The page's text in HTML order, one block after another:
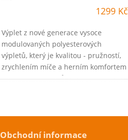
1299 Kč
Výplet z nové generace vysoce
modulovaných polyesterových
výpletů, který je kvalitou - pružností,
zrychlením míče a herním komfortem
o třídu výše než původní POLY
Skladem
Obchodní informace